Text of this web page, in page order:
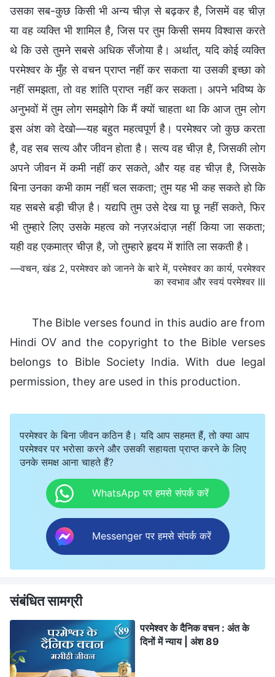
उसका सब-कुछ किसी भी अन्य चीज़ से बढ़कर है, जिसमें वह चीज़
या वह व्यक्ति भी शामिल है, जिस पर तुम किसी समय विश्वास करते
थे कि उसे तुमने सबसे अधिक सँजोया है। अर्थात्, यदि कोई व्यक्ति
परमेश्वर के मुँह से वचन प्राप्त नहीं कर सकता या उसकी इच्छा को
नहीं समझता, तो वह शांति प्राप्त नहीं कर सकता। अपने भविष्य के
अनुभवों में तुम लोग समझोगे कि मैं क्यों चाहता था कि आज तुम लोग
इस अंश को देखो—यह बहुत महत्वपूर्ण है। परमेश्वर जो कुछ करता
है, वह सब सत्य और जीवन होता है। सत्य वह चीज़ है, जिसकी लोग
अपने जीवन में कमी नहीं कर सकते, और यह वह चीज़ है, जिसके
बिना उनका कभी काम नहीं चल सकता; तुम यह भी कह सकते हो कि
यह सबसे बड़ी चीज़ है। यद्यपि तुम उसे देख या छू नहीं सकते, फिर
भी तुम्हारे लिए उसके महत्व को नज़रअंदाज़ नहीं किया जा सकता;
यही वह एकमात्र चीज़ है, जो तुम्हारे हृदय में शांति ला सकती है।
—वचन, खंड 2, परमेश्वर को जानने के बारे में, परमेश्वर का कार्य, परमेश्वर
का स्वभाव और स्वयं परमेश्वर III
The Bible verses found in this audio are from
Hindi OV and the copyright to the Bible verses
belongs to Bible Society India. With due legal
permission, they are used in this production.
परमेश्वर के बिना जीवन कठिन है। यदि आप सहमत हैं, तो क्या आप
परमेश्वर पर भरोसा करने और उसकी सहायता प्राप्त करने के लिए
उनके समक्ष आना चाहते हैं?
WhatsApp पर हमसे संपर्क करें
Messenger पर हमसे संपर्क करें
संबंधित सामग्री
परमेश्वर के दैनिक वचन : अंत के
दिनों में न्याय | अंश 89